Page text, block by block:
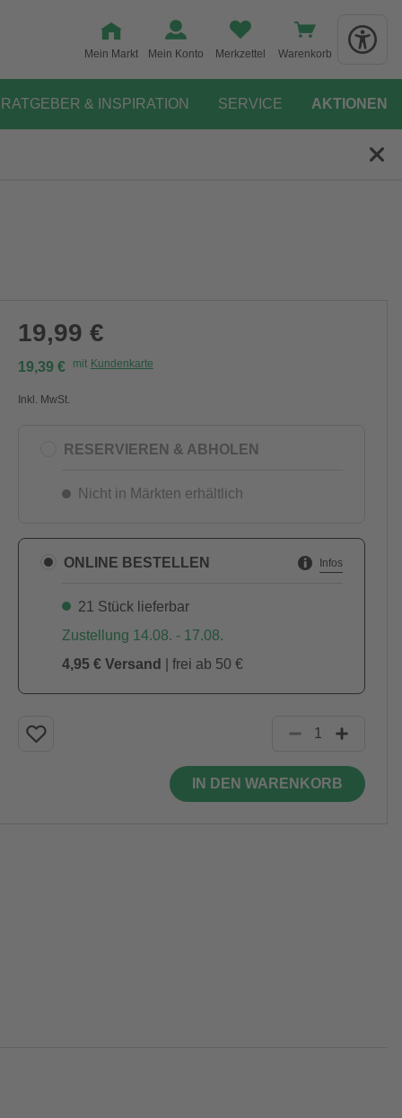
Mein Markt Mein Konto Merkzettel Warenkorb
RATGEBER & INSPIRATION SERVICE AKTIONEN
19,99 €
19,39 € mit Kundenkarte
Inkl. MwSt.
RESERVIEREN & ABHOLEN
Nicht in Märkten erhältlich
ONLINE BESTELLEN Infos
21 Stück lieferbar
Zustellung 14.08. - 17.08.
4,95 € Versand
| frei ab 50 €
IN DEN WARENKORB